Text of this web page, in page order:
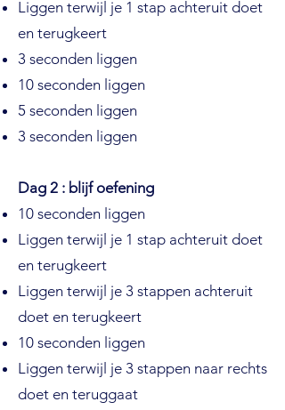
Liggen terwijl je 1 stap achteruit doet
en terugkeert
3 seconden liggen
10 seconden liggen
5 seconden liggen
3 seconden liggen
Dag 2 : blijf oefening
10 seconden liggen
Liggen terwijl je 1 stap achteruit doet
en terugkeert
Liggen terwijl je 3 stappen achteruit
doet en terugkeert
10 seconden liggen
Liggen terwijl je 3 stappen naar rechts
doet en teruggaat